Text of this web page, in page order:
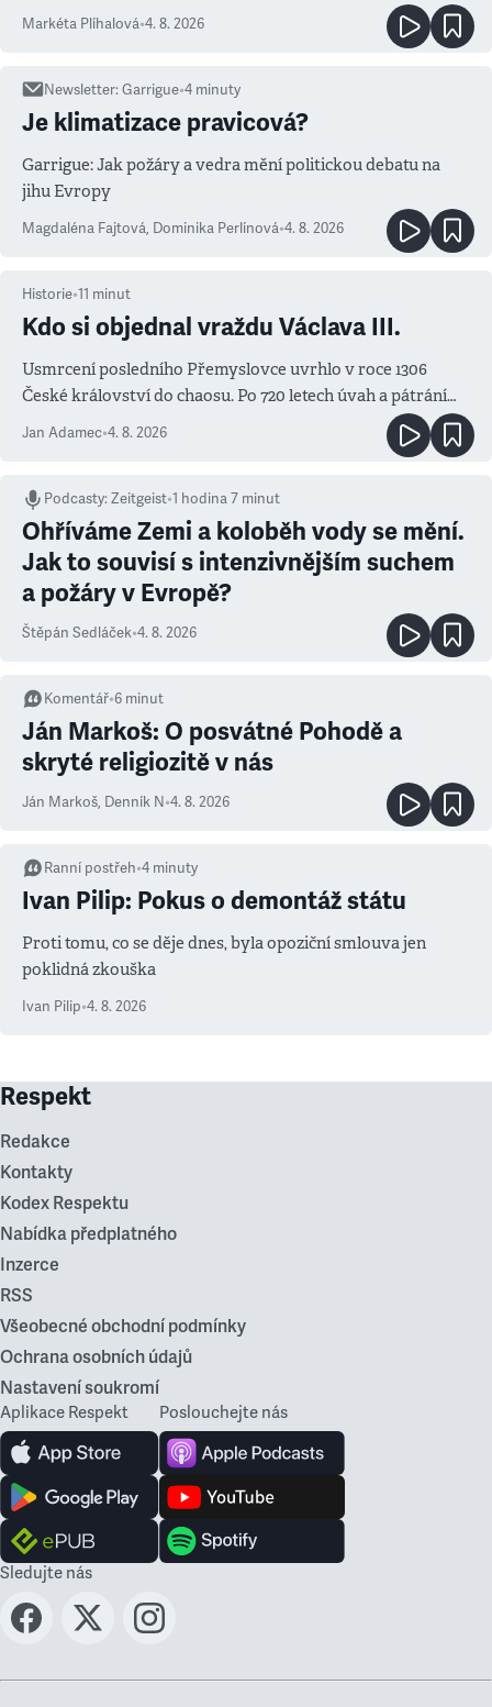
Markéta Plíhalová•4. 8. 2026
Newsletter:Garrigue•4 minuty
Je klimatizace pravicová?
Garrigue: Jak požáry a vedra mění politickou debatu na
jihu Evropy
Magdaléna Fajtová, Dominika Perlínová•4. 8. 2026
Historie•11 minut
Kdo si objednal vraždu Václava III.
Usmrcení posledního Přemyslovce uvrhlo v roce 1306
České království do chaosu. Po 720 letech úvah a pátrání
známe jména podezřelých
Jan Adamec•4. 8. 2026
Podcasty:Zeitgeist•1 hodina 7 minut
Ohříváme Zemi a koloběh vody se mění.
Jak to souvisí s intenzivnějším suchem
a požáry v Evropě?
Štěpán Sedláček•4. 8. 2026
Komentář•6 minut
Ján Markoš: O posvátné Pohodě a
skryté religiozitě v nás
Ján Markoš, Denník N•4. 8. 2026
Ranní postřeh•4 minuty
Ivan Pilip: Pokus o demontáž státu
Proti tomu, co se děje dnes, byla opoziční smlouva jen
poklidná zkouška
Ivan Pilip•4. 8. 2026
Respekt
Redakce
Kontakty
Kodex Respektu
Nabídka předplatného
Inzerce
RSS
Všeobecné obchodní podmínky
Ochrana osobních údajů
Nastavení soukromí
Aplikace Respekt Poslouchejte nás
Sledujte nás